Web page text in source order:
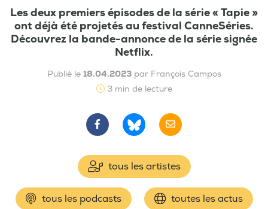
Les deux premiers épisodes de la série « Tapie »
ont déjà été projetés au festival CanneSéries.
Découvrez la bande-annonce de la série signée
Netflix.
Publié le 18.04.2023 par François Campos
3 min de lecture
tous les artistes
tous les podcasts toutes les actus